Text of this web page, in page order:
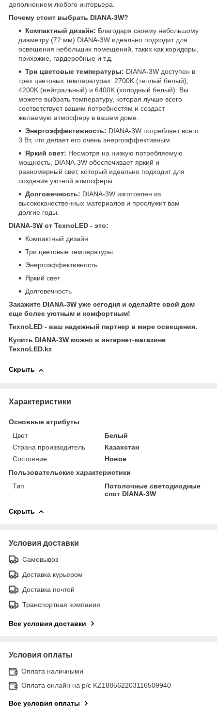
дополнением любого интерьера.
Почему стоит выбрать DIANA-3W?
Компактный дизайн: Благодаря своему небольшому
диаметру (72 мм) DIANA-3W идеально подходит для
освещения небольших помещений, таких как коридоры,
прихожие, гардеробные и т.д.
Три цветовые температуры: DIANA-3W доступен в
трех цветовых температурах: 2700K (теплый белый),
4200K (нейтральный) и 6400K (холодный белый). Вы
можете выбрать температуру, которая лучше всего
соответствует вашим потребностям и создаст
желаемую атмосферу в вашем доме.
Энергоэффективность: DIANA-3W потребляет всего
3 Вт, что делает его очень энергоэффективным.
Яркий свет: Несмотря на низкую потребляемую
мощность, DIANA-3W обеспечивает яркий и
равномерный свет, который идеально подходит для
создания уютной атмосферы.
Долговечность: DIANA-3W изготовлен из
высококачественных материалов и прослужит вам
долгие годы.
DIANA-3W от TexnoLED - это:
Компактный дизайн
Три цветовые температуры
Энергоэффективность
Яркий свет
Долговечность
Закажите DIANA-3W уже сегодня и сделайте свой дом
еще более уютным и комфортным!
TexnoLED - ваш надежный партнер в мире освещения.
Купить DIANA-3W можно в интернет-магазине
TexnoLED.kz
Скрыть
Характеристики
Основные атрибуты
Цвет
Белый
Страна производитель
Казахстан
Состояние
Новое
Пользовательские характеристики
Тип
Потолочные светодиодные
спот DIANA-3W
Скрыть
Условия доставки
Самовывоз
Доставка курьером
Доставка почтой
Транспортная компания
Все условия доставки
Условия оплаты
Оплата наличными
Оплата онлайн на р/с KZ188562203116509940
Все условия оплаты